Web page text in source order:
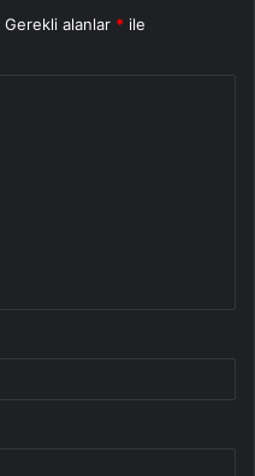
Gerekli alanlar * ile